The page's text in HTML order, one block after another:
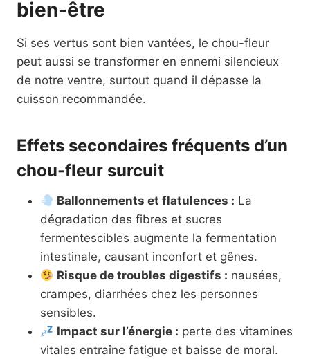
bien-être
Si ses vertus sont bien vantées, le chou-fleur
peut aussi se transformer en ennemi silencieux
de notre ventre, surtout quand il dépasse la
cuisson recommandée.
Effets secondaires fréquents d’un
chou-fleur surcuit
Ballonnements et flatulences : La
dégradation des fibres et sucres
fermentescibles augmente la fermentation
intestinale, causant inconfort et gênes.
Risque de troubles digestifs : nausées,
crampes, diarrhées chez les personnes
sensibles.
Impact sur l’énergie : perte des vitamines
vitales entraîne fatigue et baisse de moral.